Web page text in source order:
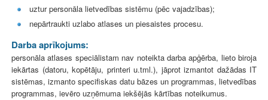
uztur personāla lietvedības sistēmu (pēc vajadzības);
nepārtraukti uzlabo atlases un piesaistes procesu.
Darba aprīkojums:
personāla atlases speciālistam nav noteikta darba apģērba, lieto biroja
iekārtas (datoru, kopētāju, printeri u.tml.), jāprot izmantot dažādas IT
sistēmas, izmanto specifiskas datu bāzes un programmas, lietvedības
programmas, ievēro uzņēmuma iekšējās kārtības noteikumus.